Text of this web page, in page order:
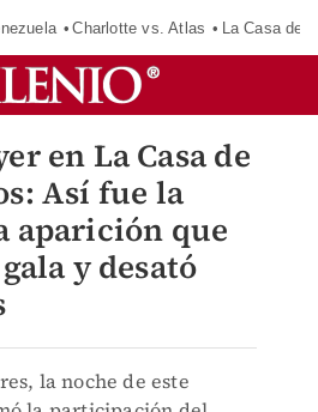
Charlotte vs. Atlas La Casa de
en La Casa de
Así fue la
aparición que
y desató
la noche de este